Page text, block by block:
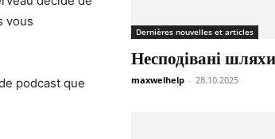
vous
podcast que
Dernières nouvelles et articles
Несподівані шляхи
maxwelhelp - 28.10.2025